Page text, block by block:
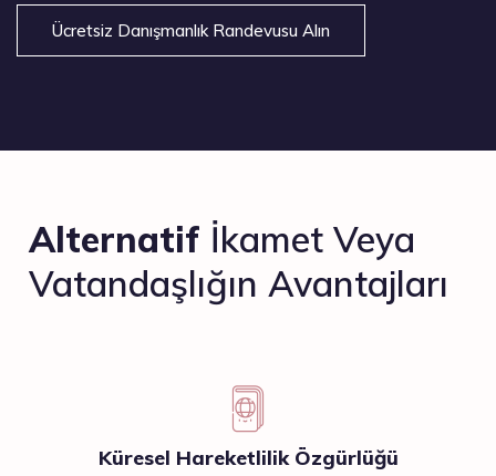
Ücretsiz Danışmanlık Randevusu Alın
Alternatif İkamet Veya
Vatandaşlığın Avantajları
Küresel Hareketlilik Özgürlüğü